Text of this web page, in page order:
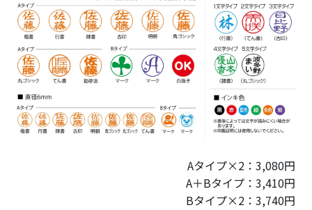
Aタイプ×2：3,080円
A＋Bタイプ：3,410円
Bタイプ×2：3,740円